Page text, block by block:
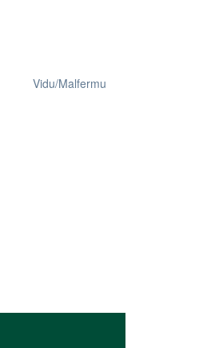
Vidu/Malfermu